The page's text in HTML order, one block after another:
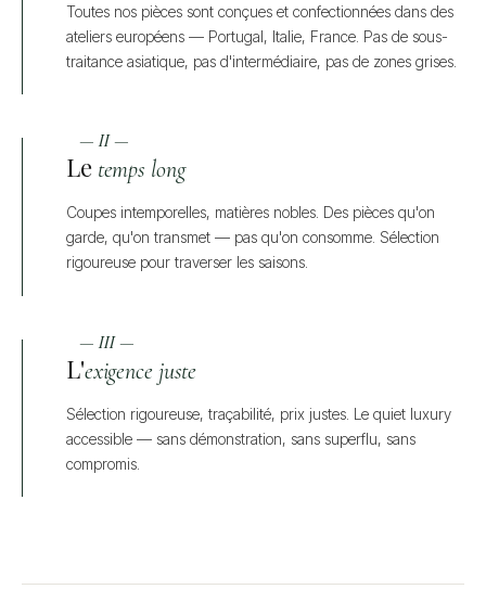
Toutes nos pièces sont conçues et confectionnées dans des
ateliers européens — Portugal, Italie, France. Pas de sous-
traitance asiatique, pas d'intermédiaire, pas de zones grises.
— II —
Le temps long
Coupes intemporelles, matières nobles. Des pièces qu'on
garde, qu'on transmet — pas qu'on consomme. Sélection
rigoureuse pour traverser les saisons.
— III —
L'exigence juste
Sélection rigoureuse, traçabilité, prix justes. Le quiet luxury
accessible — sans démonstration, sans superflu, sans
compromis.